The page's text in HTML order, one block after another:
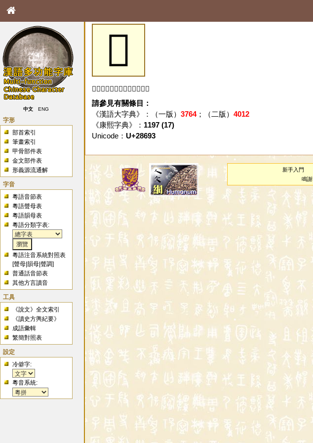
中文 ENG
字形
部首索引
筆畫索引
甲骨部件表
金文部件表
形義源流通解
字音
粵語音節表
粵語聲母表
粵語韻母表
粵語分類字表:
粵語注音系統對照表
[聲母 |韻母 |聲調]
普通話音節表
其他方言讀音
工具
《說文》全文索引
《讀史方輿紀要》
成語彙輯
繁簡對照表
設定
冷僻字:
粵音系統:
𨚓
「𨚓」字未收錄於本資料庫。
請參見有關條目：
《漢語大字典》：（一版） 3764；（二版） 4012
《康熙字典》： 1197 (17)
Unicode： U+28693
新手入門
鳴謝